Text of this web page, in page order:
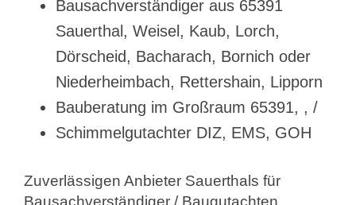
Bausachverständiger aus 65391
Sauerthal, Weisel, Kaub, Lorch,
Dörscheid, Bacharach, Bornich oder
Niederheimbach, Rettershain, Lipporn
Bauberatung im Großraum 65391, , /
Schimmelgutachter DIZ, EMS, GOH
Zuverlässigen Anbieter Sauerthals für
Bausachverständiger / Baugutachten